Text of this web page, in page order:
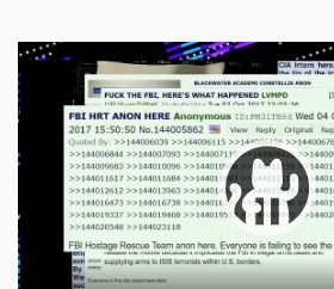
Video
Player